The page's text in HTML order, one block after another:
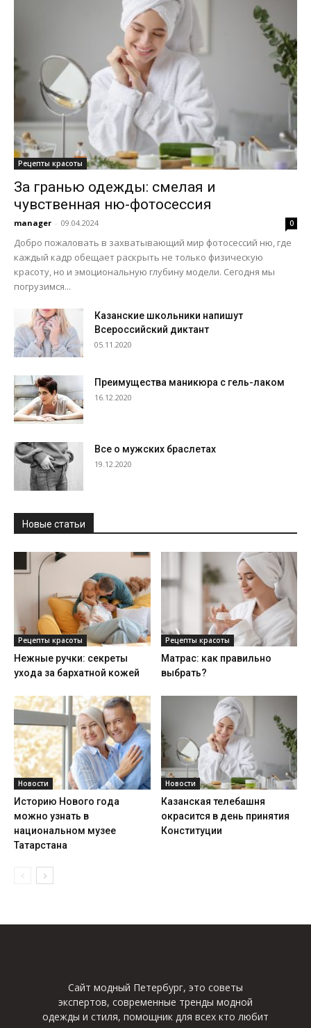
Рецепты красоты
За гранью одежды: смелая и
чувственная ню-фотосессия
manager - 09.04.2024 0
Добро пожаловать в захватывающий мир фотосессий ню, где
каждый кадр обещает раскрыть не только физическую
красоту, но и эмоциональную глубину модели. Сегодня мы
погрузимся...
Казанские школьники напишут
Всероссийский диктант
05.11.2020
Преимущества маникюра с гель-лаком
16.12.2020
Все о мужских браслетах
19.12.2020
Новые статьи
Рецепты красоты
Нежные ручки: секреты
ухода за бархатной кожей
Рецепты красоты
Матрас: как правильно
выбрать?
Новости
Историю Нового года
можно узнать в
национальном музее
Татарстана
Новости
Казанская телебашня
окрасится в день принятия
Конституции
Сайт модный Петербург, это советы
экспертов, современные тренды модной
одежды и стиля, помощник для всех кто любит